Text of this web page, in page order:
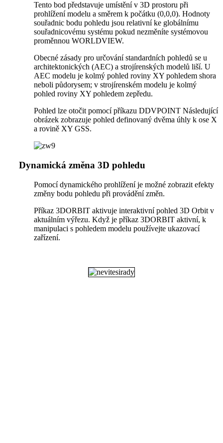
Tento bod představuje umístění v 3D prostoru při
prohlížení modelu a směrem k počátku (0,0,0). Hodnoty
souřadnic bodu pohledu jsou relativní ke globálnímu
souřadnicovému systému pokud nezměníte systémovou
proměnnou WORLDVIEW.
Obecné zásady pro určování standardních pohledů se u
architektonických (AEC) a strojírenských modelů liší. U
AEC modelu je kolmý pohled roviny XY pohledem shora
neboli půdorysem; v strojírenském modelu je kolmý
pohled roviny XY pohledem zepředu.
Pohled lze otočit pomocí příkazu DDVPOINT Následující
obrázek zobrazuje pohled definovaný dvěma úhly k ose X
a rovině XY GSS.
Dynamická změna 3D pohledu
Pomocí dynamického prohlížení je možné zobrazit efekty
změny bodu pohledu při provádění změn.
Příkaz 3DORBIT aktivuje interaktivní pohled 3D Orbit v
aktuálním výřezu. Když je příkaz 3DORBIT aktivní, k
manipulaci s pohledem modelu používejte ukazovací
zařízení.